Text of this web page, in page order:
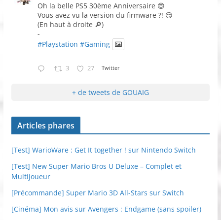
Oh la belle PS5 30ème Anniversaire 😍
Vous avez vu la version du firmware ?! 😏
(En haut à droite 🔎)
-
#Playstation #Gaming
3 27 Twitter
+ de tweets de GOUAIG
Articles phares
[Test] WarioWare : Get It together ! sur Nintendo Switch
[Test] New Super Mario Bros U Deluxe – Complet et
Multijoueur
[Précommande] Super Mario 3D All-Stars sur Switch
[Cinéma] Mon avis sur Avengers : Endgame (sans spoiler)